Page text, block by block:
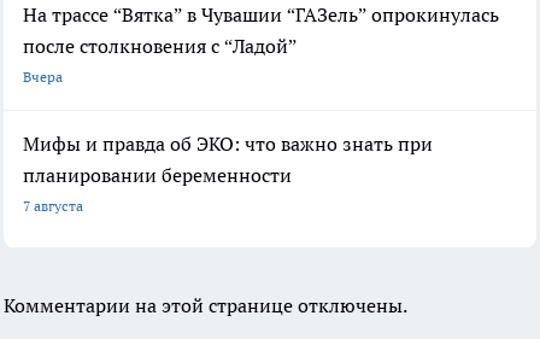
На трассе “Вятка” в Чувашии “ГАЗель” опрокинулась
после столкновения с “Ладой”
Вчера
Мифы и правда об ЭКО: что важно знать при
планировании беременности
7 августа
Комментарии на этой странице отключены.